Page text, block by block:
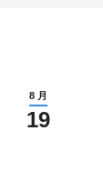
8 月
19